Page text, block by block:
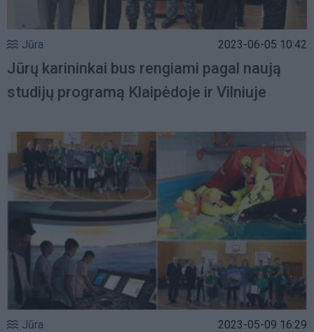
Jūra 2023-06-05 10:42
Jūrų karininkai bus rengiami pagal naują
studijų programą Klaipėdoje ir Vilniuje
Jūra 2023-05-09 16:29